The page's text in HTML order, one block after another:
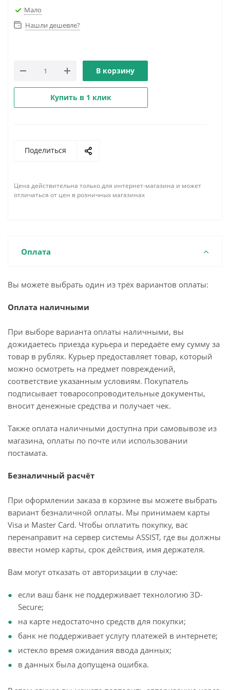
Мало
Нашли дешевле?
В корзину
Купить в 1 клик
Поделиться
Цена действительна только для интернет-магазина и может
отличаться от цен в розничных магазинах
Оплата
Вы можете выбрать один из трёх вариантов оплаты:
Оплата наличными
При выборе варианта оплаты наличными, вы
дожидаетесь приезда курьера и передаёте ему сумму за
товар в рублях. Курьер предоставляет товар, который
можно осмотреть на предмет повреждений,
соответствие указанным условиям. Покупатель
подписывает товаросопроводительные документы,
вносит денежные средства и получает чек.
Также оплата наличными доступна при самовывозе из
магазина, оплаты по почте или использовании
постамата.
Безналичный расчёт
При оформлении заказа в корзине вы можете выбрать
вариант безналичной оплаты. Мы принимаем карты
Visa и Master Card. Чтобы оплатить покупку, вас
перенаправит на сервер системы ASSIST, где вы должны
ввести номер карты, срок действия, имя держателя.
Вам могут отказать от авторизации в случае:
если ваш банк не поддерживает технологию 3D-
Secure;
на карте недостаточно средств для покупки;
банк не поддерживает услугу платежей в интернете;
истекло время ожидания ввода данных;
в данных была допущена ошибка.